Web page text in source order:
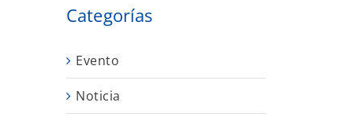
Categorías
Evento
Noticia